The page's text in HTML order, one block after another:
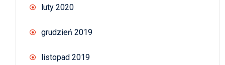
luty 2020
grudzień 2019
listopad 2019